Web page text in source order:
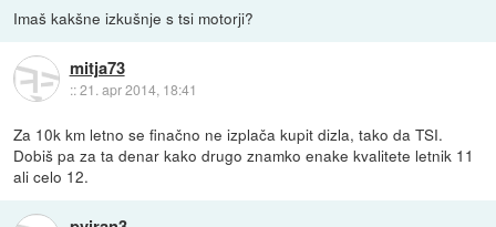
Imaš kakšne izkušnje s tsi motorji?
mitja73
::21. apr 2014, 18:41
Za 10k km letno se finačno ne izplača kupit dizla, tako da TSI.
Dobiš pa za ta denar kako drugo znamko enake kvalitete letnik 11
ali celo 12.